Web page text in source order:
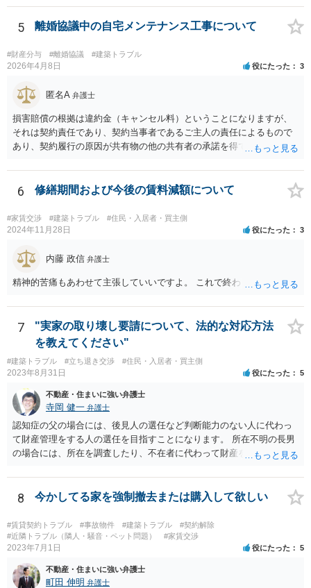
いう姑息な手段は使えませんし、公平かつ納得のできる解決というの
は、当事者と裁判所が同じ主張と証拠関係を踏まえた上で初めて実現
できるものだと考えます。 > 2.また、開示する範囲や内容の見せ方に
ついて、何か工夫できる点があればご教示いただけますでしょうか。
弁護士によって考え方が異なるかもしれませんが、資料の一部を相手
にとって不利な事実が隠されているという推認を働かせることに繋が
るリスクがあります（もちろん、争点と全く無関係な部分をマスキン
グ等することはありますが、それは手続戦略とは別の問題です）。 裁
判所は公平な第三者であり、調停委員会に与える心証も考慮する必要
があります。手続を有利に進めたいのであれば、証拠の出し方より
回提出を予定している資料がどのようなものであるのか、争点とどの
て具体的なに採るべき手段は変わってくるため、上記はあくまで個別
事情を踏まえない一般論としてご理解いただき、本件でどのように対
ます。
5 離婚協議中の自宅メンテナンス工事について
#財産分与 #離婚協議 #建築トラブル
2026年4月8日 役にたった 3
匿名A 弁護士
損害賠償の根拠は違約金（キャンセル料）ということになりますが、
それは契約責任であり、契約当事者であるご主人の責任によるもので
あり、契約履行の原因が共有物の他の共有者の承諾を得ていなかった
るべきものであり、奥さんが負担すべき債務ではありません。つまり
奥さんにメンテナンス工事契約を承諾しなければならない義務はあり
ません。 それでも請求をされましたら、個別の法律相談をされること
をお薦めします。
6 修繕期間および今後の賃料減額について
#家賃交渉 #建築トラブル #住民・入居者・買主側
2024年11月28日 役にたった 3
内藤 政信 弁護士
精神的苦痛もあわせて主張していいですよ。 これで終わります。
7
"実家の取り壊し要請について、法的な対応方法
を教えてください"
#建築トラブル #立ち退き交渉 #住民・入居者・買主側
2023年8月31日 役にたった 5
不動産・住まいに強い弁護士
寺岡 健一 弁護士
認知症の父の場合には、後見人の選任など判断能力のない人に代わっ
て財産管理をする人の選任を目指すことになります。 所在不明の長男
の場合には、所在を調査したり、不在者に代わって財産を管理する人
8 今かしてる家を強制撤去または購入して欲しい
#賃貸契約トラブル #事故物件 #建築トラブル
#契約解除
#近隣トラブル（隣人・騒音・ペット問題）
#家賃交渉
2023年7月1日 役にたった 5
不動産・住まいに強い弁護士
町田 伸明 弁護士